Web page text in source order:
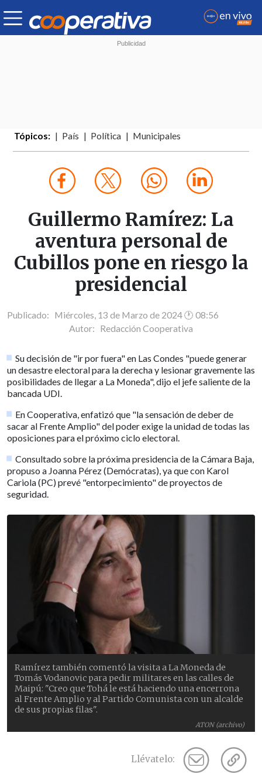
Tópicos: País Política Municipales
Guillermo Ramírez: La
aventura personal de
Cubillos pone en riesgo la
presidencial
Publicado: Miércoles, 13 de Marzo de 2024 🕐 08:56
Autor: Redacción Cooperativa
Su decisión de "ir por fuera" en Las Condes "puede generar
un desastre electoral para la derecha y lesionar gravemente las
posibilidades de llegar a La Moneda", dijo el jefe saliente de la
bancada UDI.
En Cooperativa, enfatizó que "la sensación de deber de
sacar al Frente Amplio" del poder exige la unidad de todas las
oposiciones para el próximo ciclo electoral.
Consultado sobre la próxima presidencia de la Cámara Baja,
propuso a Joanna Pérez (Demócratas), ya que con Karol
Cariola (PC) prevé "entorpecimiento" de proyectos de
seguridad.
ATON (archivo)
Ramírez también comentó la visita a La Moneda de
Tomás Vodanovic para pedir militares en las calles de
Maipú: "Creo que Tohá le está haciendo una encerrona
al Frente Amplio y al Partido Comunista con un alcalde
de sus propias filas".
Llévatelo: